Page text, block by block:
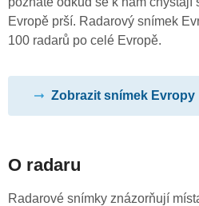
Evropě prší. Radarový snímek
100 radarů po celé Evropě.
Zobrazit snímek Evropy
O radaru
Radarové snímky znázorňují